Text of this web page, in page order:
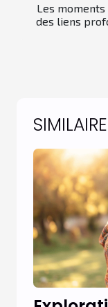
Les
des liens
SIMILAIRE